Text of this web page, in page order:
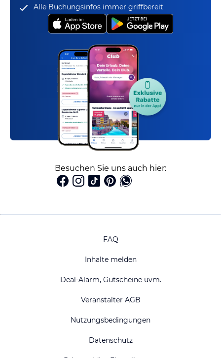
Alle Buchungsinfos immer griffbereit
Besuchen Sie uns auch hier:
FAQ
Inhalte melden
Deal-Alarm, Gutscheine uvm.
Veranstalter AGB
Nutzungsbedingungen
Datenschutz